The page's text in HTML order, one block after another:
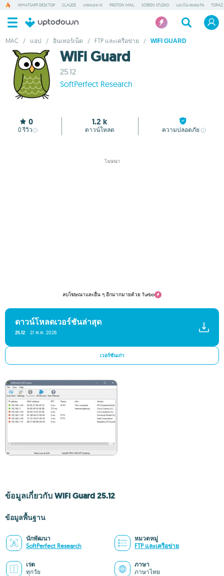
WHATSAPP DESKTOP CLAUDE แชทบอท AI PROTON MAIL SCREEN STUDIO แอปโอเพ่นซอร์ซ TOPAZ
MAC / แอป / อินเทอร์เน็ต / FTP และเครือข่าย / WIFI GUARD
WiFi Guard
25.12
SoftPerfect Research
0
0รีวิว
1.2 k
ดาวน์โหลด ความปลอดภัย
โฆษณา
ลบโฆษณาและอื่น ๆ อีกมากมายด้วย Turbo
ดาวน์โหลดเวอร์ชันล่าสุด
25.12 21 พ.ค. 2026
เวอร์ชันเก่า
ข้อมูลเกี่ยวกับ WiFi Guard 25.12
ข้อมูลพื้นฐาน
นักพัฒนา
SoftPerfect Research
หมวดหมู่
FTP และเครือข่าย
เรต
ทุกวัย
ภาษา
ภาษาไทย